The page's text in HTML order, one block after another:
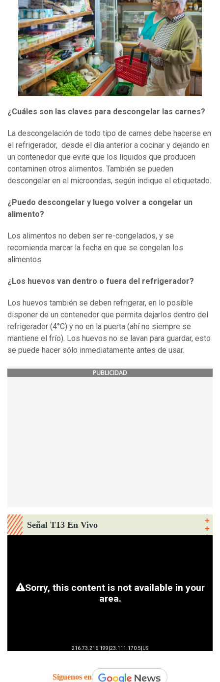
¿Cuáles son las claves para descongelar las carnes?
La descongelación de todo tipo de carnes debe hacerse en
el refrigerador, desde el día anterior a cocinar y dejando en
un contenedor que evite que los líquidos que producen
contaminen otros alimentos. También se pueden
descongelar en el microondas, según indique el etiquetado.
¿Puedo descongelar y luego volver a congelar un
alimento?
Los alimentos no deben ser re-congelados, y se
recomienda marcar la fecha en que se congelan los
alimentos.
¿Los huevos van dentro o fuera del refrigerador?
Los huevos también se deben refrigerar, en lo posible
disponer de un contenedor que permita dejarlos dentro del
refrigerador (4°C) y no en la puerta (ahí no siempre se
mantiene el frío). Los huevos no se lavan para guardar, esto
se puede hacer sólo inmediatamente antes de usar.
PUBLICIDAD
Señal T13 En Vivo
Síguenos en